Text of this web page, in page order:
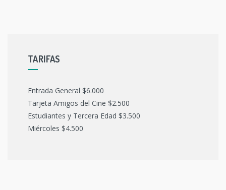
TARIFAS
Entrada General $6.000
Tarjeta Amigos del Cine $2.500
Estudiantes y Tercera Edad $3.500
Miércoles $4.500